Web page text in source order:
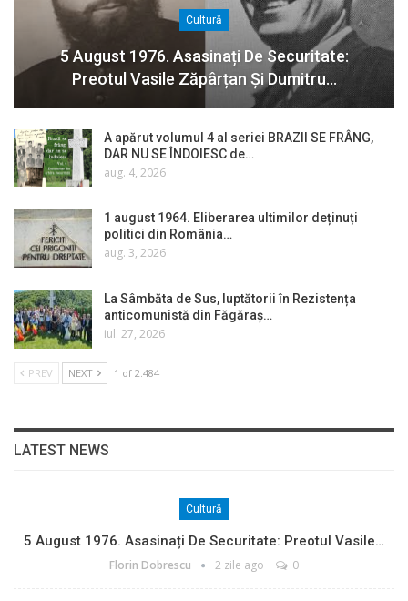
Cultură
5 August 1976. Asasinați De Securitate:
Preotul Vasile Zăpârțan Și Dumitru…
A apărut volumul 4 al seriei BRAZII SE FRÂNG,
DAR NU SE ÎNDOIESC de…
aug. 4, 2026
1 august 1964. Eliberarea ultimilor deținuți
politici din România…
aug. 3, 2026
La Sâmbăta de Sus, luptătorii în Rezistența
anticomunistă din Făgăraș…
iul. 27, 2026
PREV NEXT 1 of 2.484
LATEST NEWS
Cultură
5 August 1976. Asasinați De Securitate: Preotul Vasile…
Florin Dobrescu 2 zile ago 0